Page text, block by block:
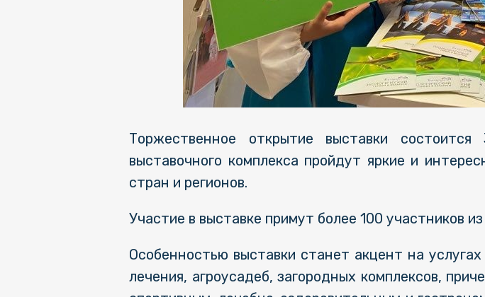
Торжественное открытие выставки
выставочного комплекса пройдут яркие и
стран и регионов.
Участие в выставке примут более 100 участников
Особенностью выставки станет акцент на
лечения, агроусадеб, загородных комплексов,